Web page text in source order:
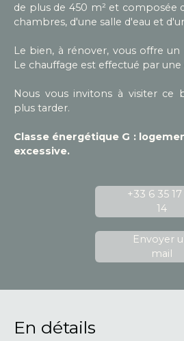
de plus de 450 m² et composée
chambres, d'une salle d'eau et
Le bien, à rénover, vous offre
Le chauffage est effectué par une
Nous vous invitons à visiter ce
plus tarder.
Classe énergétique G :
excessive.
+33 6 35 17
14
Envoyer
mail
En détails